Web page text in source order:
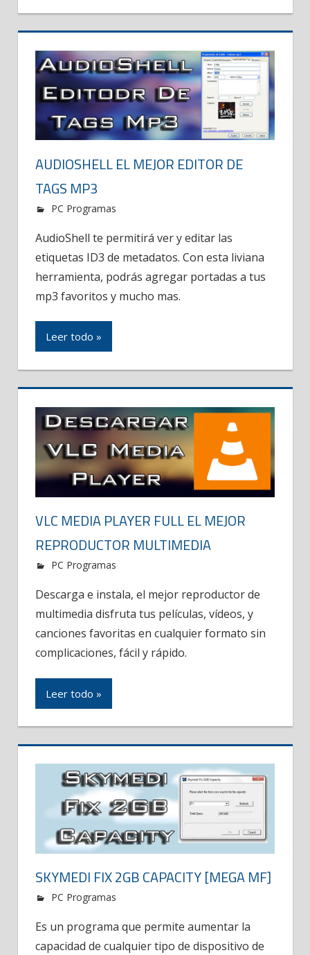
AUDIOSHELL EL MEJOR EDITOR DE
TAGS MP3
PC Programas
AudioShell te permitirá ver y editar las
etiquetas ID3 de metadatos. Con esta liviana
herramienta, podrás agregar portadas a tus
mp3 favoritos y mucho mas.
Leer todo »
VLC MEDIA PLAYER FULL EL MEJOR
REPRODUCTOR MULTIMEDIA
PC Programas
Descarga e instala, el mejor reproductor de
multimedia disfruta tus películas, vídeos, y
canciones favoritas en cualquier formato sin
complicaciones, fácil y rápido.
Leer todo »
SKYMEDI FIX 2GB CAPACITY [MEGA MF]
PC Programas
Es un programa que permite aumentar la
capacidad de cualquier tipo de dispositivo de